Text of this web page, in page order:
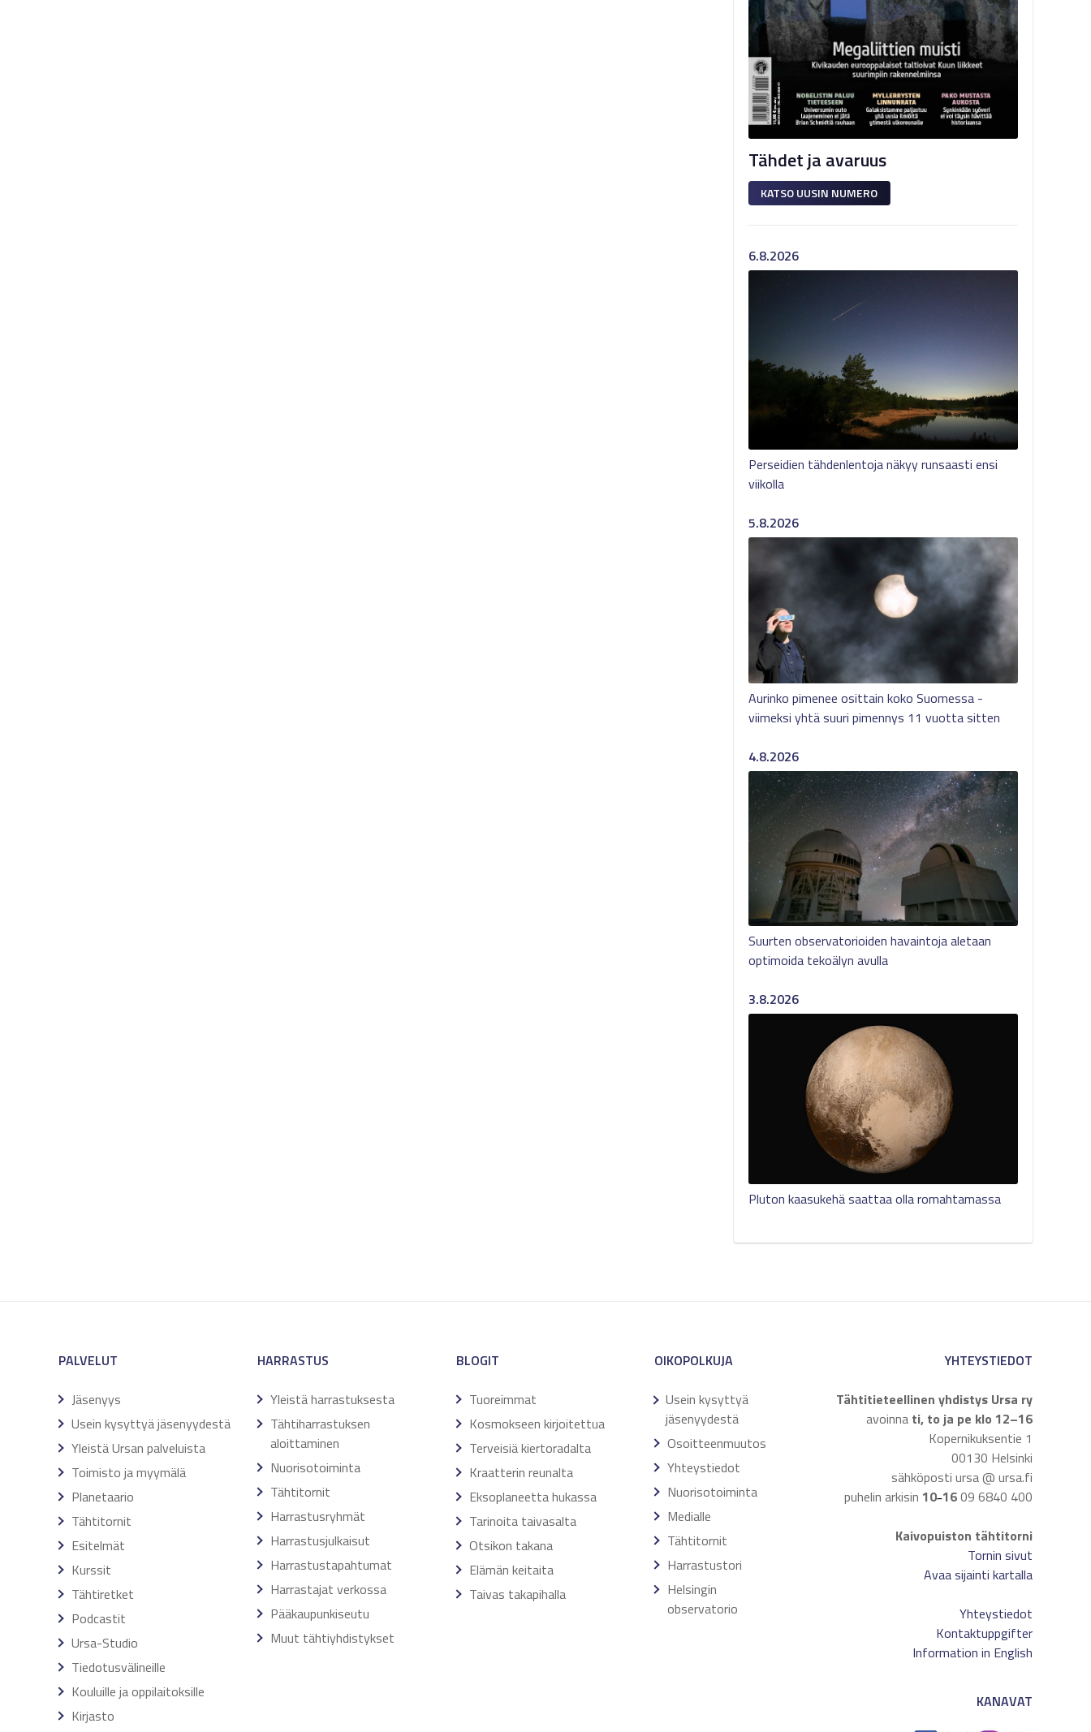
Tähdet ja avaruus
KATSO UUSIN NUMERO
6.8.2026
Perseidien tähdenlentoja näkyy runsaasti ensi
viikolla
5.8.2026
Aurinko pimenee osittain koko Suomessa -
viimeksi yhtä suuri pimennys 11 vuotta sitten
4.8.2026
Suurten observatorioiden havaintoja aletaan
optimoida tekoälyn avulla
3.8.2026
Pluton kaasukehä saattaa olla romahtamassa
PALVELUT
Jäsenyys
Usein kysyttyä jäsenyydestä
Yleistä Ursan palveluista
Toimisto ja myymälä
Planetaario
Tähtitornit
Esitelmät
Kurssit
Tähtiretket
Podcastit
Ursa-Studio
Tiedotusvälineille
Kouluille ja oppilaitoksille
Kirjasto
HARRASTUS
Yleistä harrastuksesta
Tähtiharrastuksen
aloittaminen
Nuorisotoiminta
Tähtitornit
Harrastusryhmät
Harrastusjulkaisut
Harrastustapahtumat
Harrastajat verkossa
Pääkaupunkiseutu
Muut tähtiyhdistykset
BLOGIT
Tuoreimmat
Kosmokseen kirjoitettua
Terveisiä kiertoradalta
Kraatterin reunalta
Eksoplaneetta hukassa
Tarinoita taivasalta
Otsikon takana
Elämän keitaita
Taivas takapihalla
OIKOPOLKUJA
Usein kysyttyä
jäsenyydestä
Osoitteenmuutos
Yhteystiedot
Nuorisotoiminta
Medialle
Tähtitornit
Harrastustori
Helsingin
observatorio
YHTEYSTIEDOT
Tähtitieteellinen yhdistys Ursa ry
avoinna ti, to ja pe klo 12–16
Kopernikuksentie 1
00130 Helsinki
sähköposti ursa @ ursa.fi
puhelin arkisin 10–1609 6840 400
Kaivopuiston tähtitorni
Tornin sivut
Avaa sijainti kartalla
Yhteystiedot
Kontaktuppgifter
Information in English
KANAVAT